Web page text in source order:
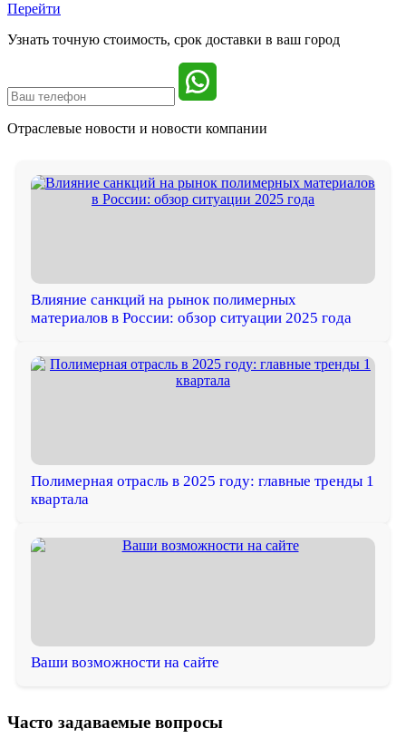
Перейти
Узнать точную стоимость, срок доставки в ваш город
Отраслевые новости и новости компании
Влияние санкций на рынок полимерных
материалов в России: обзор ситуации 2025 года
Полимерная отрасль в 2025 году: главные тренды 1
квартала
Ваши возможности на сайте
Часто задаваемые вопросы